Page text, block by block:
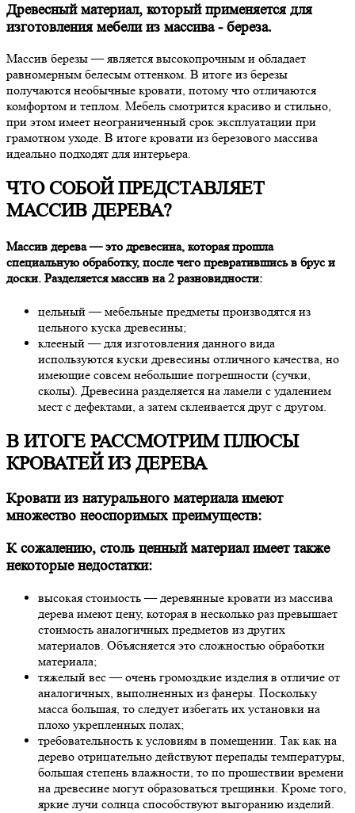
Древесный материал, который применяется для
изготовления мебели из массива - береза.
Массив березы — является высокопрочным и обладает
равномерным белесым оттенком. В итоге из березы
получаются необычные кровати, потому что отличаются
комфортом и теплом. Мебель смотрится красиво и стильно,
при этом имеет неограниченный срок эксплуатации при
грамотном уходе. В итоге кровати из березового массива
идеально подходят для интерьера.
ЧТО СОБОЙ ПРЕДСТАВЛЯЕТ
МАССИВ ДЕРЕВА?
Массив дерева — это древесина, которая прошла
специальную обработку, после чего превратившись в брус и
доски. Разделяется массив на 2 разновидности:
цельный — мебельные предметы производятся из
цельного куска древесины;
клееный — для изготовления данного вида
используются куски древесины отличного качества, но
имеющие совсем небольшие погрешности (сучки,
сколы). Древесина разделяется на ламели с удалением
мест с дефектами, а затем склеивается друг с другом.
В ИТОГЕ РАССМОТРИМ ПЛЮСЫ
КРОВАТЕЙ ИЗ ДЕРЕВА
Кровати из натурального материала имеют
множество неоспоримых преимуществ:
К сожалению, столь ценный материал имеет также
некоторые недостатки:
высокая стоимость — деревянные кровати из массива
дерева имеют цену, которая в несколько раз превышает
стоимость аналогичных предметов из других
материалов. Объясняется это сложностью обработки
материала;
тяжелый вес — очень громоздкие изделия в отличие от
аналогичных, выполненных из фанеры. Поскольку
масса большая, то следует избегать их установки на
плохо укрепленных полах;
требовательность к условиям в помещении. Так как на
дерево отрицательно действуют перепады температуры,
большая степень влажности, то по прошествии времени
на древесине могут образоваться трещинки. Кроме того,
яркие лучи солнца способствуют выгоранию изделий.